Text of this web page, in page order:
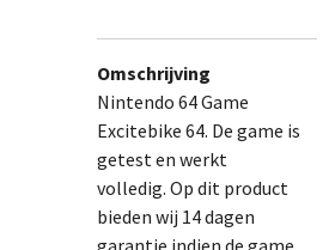
Omschrijving
Nintendo 64 Game
Excitebike 64. De game is
getest en werkt
volledig. Op dit product
bieden wij 14 dagen
garantie indien de game